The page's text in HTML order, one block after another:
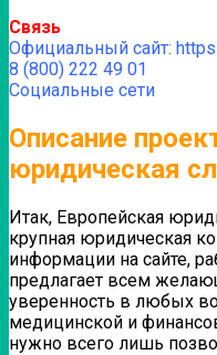
Связь
Официальный сайт:
8 (800) 222 49 01
Социальные сети
Описание
юридическая
Итак, Европейская
крупная юридическая
информации на сайте,
предлагает всем
уверенность в любых
медицинской и
нужно всего лишь